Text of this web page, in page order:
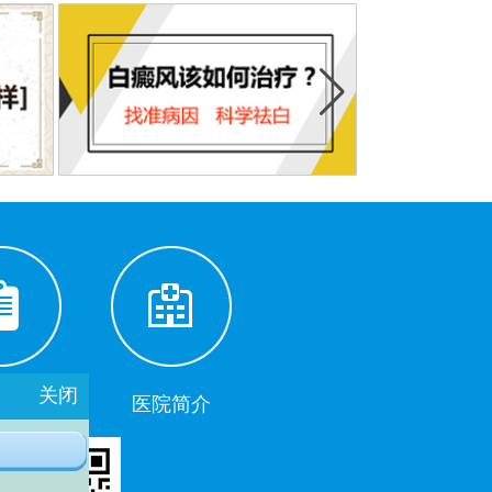
挂号 医院简介
关闭